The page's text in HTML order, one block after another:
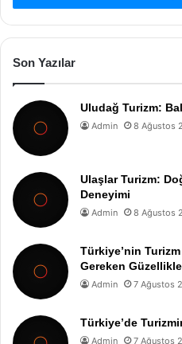
Son Yazılar
Uludağ Turizm:
Admin 8 Ağustos
Ulaşlar Turizm:
Deneyimi
Admin 8 Ağustos
Türkiye’nin
Gereken
Admin 7 Ağustos
Türkiye’de
Admin 7 Ağustos